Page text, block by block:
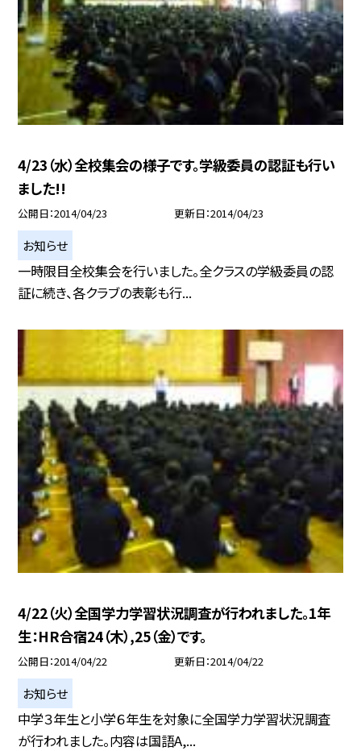
4/23（水）全校集会の様子です。学級委員の認証も行い
ました!!
公開日 2014/04/23 更新日 2014/04/23
お知らせ
一時限目全校集会を行いました。全クラスの学級委員の認
証に続き、各クラブの表彰も行...
4/22（火）全国学力学習状況調査が行われました。1年
生：HR合宿24（木）,25（金）です。
公開日 2014/04/22 更新日 2014/04/22
お知らせ
中学３年生と小学６年生を対象に全国学力学習状況調査
が行われました。内容は国語A,...